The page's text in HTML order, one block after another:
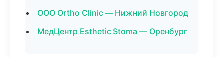
ООО Ortho Clinic — Нижний Новгород
МедЦентр Esthetic Stoma — Оренбург